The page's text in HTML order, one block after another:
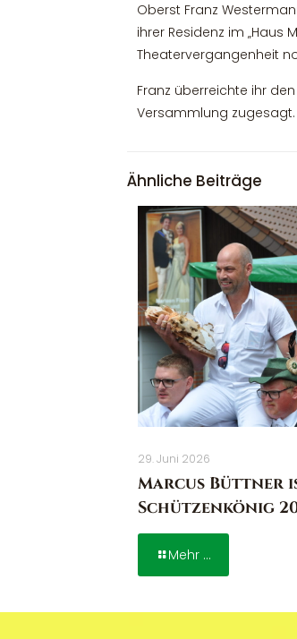
Oberst Franz
ihrer Residenz im
Theatervergangenheit
Franz überreichte ihr
Versammlung zugesagt.
Ähnliche Beiträge
29. Juni 2026
Marcus Büttner
Schützenkönig
Mehr ...